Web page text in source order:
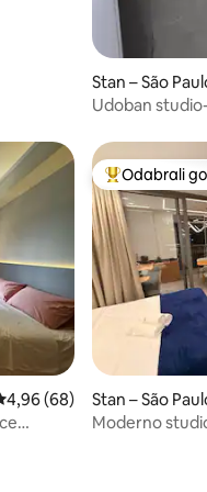
Stan – São
Udoban
ocjena: 4,96/5,
4,96 (68)
Među najviše
Odabrali
Stan – São
Moderno